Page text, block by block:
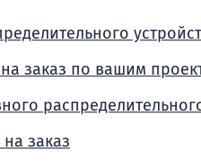
заказ по вашим
заказ